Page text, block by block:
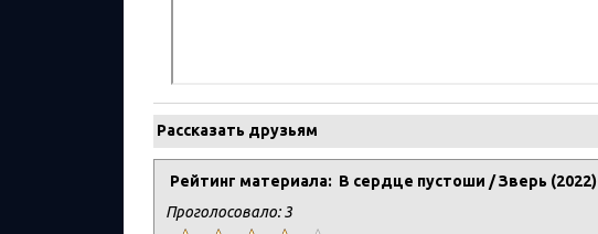
Рассказать друзьям
Рейтинг материала: В сердце пустоши / Зверь (2022)
Проголосовало:3